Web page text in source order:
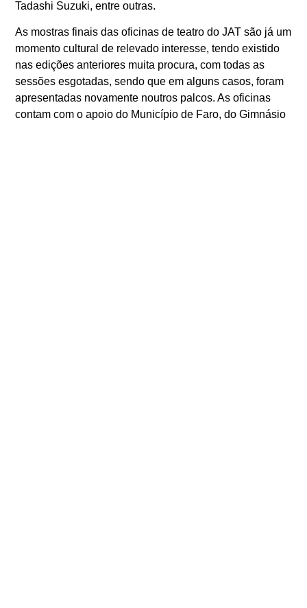
Tadashi Suzuki, entre outras.
As mostras finais das oficinas de teatro do JAT são já um
momento cultural de relevado interesse, tendo existido
nas edições anteriores muita procura, com todas as
sessões esgotadas, sendo que em alguns casos, foram
apresentadas novamente noutros palcos. As oficinas
contam com o apoio do Município de Faro, do Gimnásio